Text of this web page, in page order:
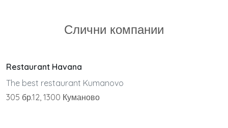
Слични компании
Restaurant Havana
The best restaurant Kumanovo
305 бр.12, 1300 Куманово